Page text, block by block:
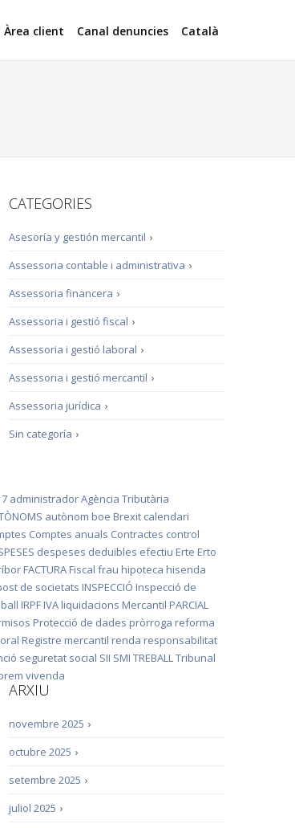
Àrea client Canal denuncies Català
CATEGORIES
›
Asesoría y gestión mercantil
›
Assessoria contable i administrativa
›
Assessoria financera
›
Assessoria i gestió fiscal
›
Assessoria i gestió laboral
›
Assessoria i gestió mercantil
›
Assessoria jurídica
›
Sin categoría
administradorAgència Tributària
autònom boe Brexit calendari
Comptes anuals Contractes control
despeses deduïbles efectiu Erte Erto
FACTURA Fiscal frau hipoteca hisenda
de societats INSPECCIÓ Inspecció de
IRPF IVA liquidacions Mercantil PARCIAL
Protecció de dades pròrroga reforma
Registre mercantil renda responsabilitat
seguretat social SII SMI TREBALLTribunal
vivenda
ARXIU
›
novembre 2025
›
octubre 2025
›
setembre 2025
›
juliol 2025